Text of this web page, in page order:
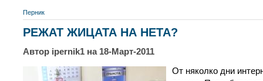
Перник
РЕЖАТ ЖИЦАТА НА НЕТА?
Автор ipernik1 на 18-Март-2011
От няколко дни